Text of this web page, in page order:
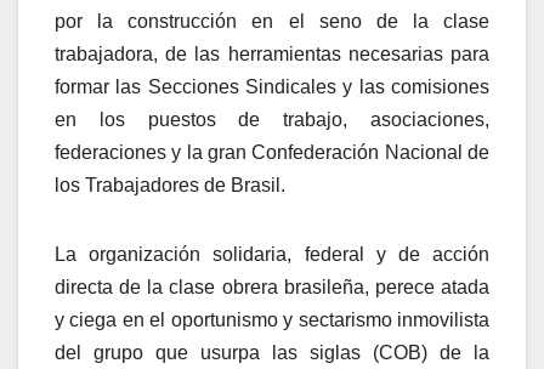
por la construcción en el seno de la clase
trabajadora, de las herramientas necesarias para
formar las Secciones Sindicales y las comisiones
en los puestos de trabajo, asociaciones,
federaciones y la gran Confederación Nacional de
los Trabajadores de Brasil.
La organización solidaria, federal y de acción
directa de la clase obrera brasileña, perece atada
y ciega en el oportunismo y sectarismo inmovilista
del grupo que usurpa las siglas (COB) de la